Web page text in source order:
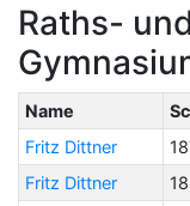
Raths-
Name
Fritz Dittner
Fritz Dittner